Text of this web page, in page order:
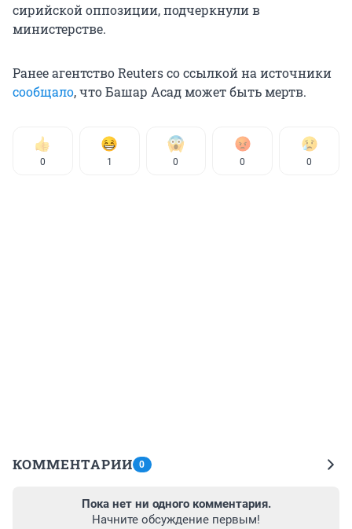
сирийской оппозиции, подчеркнули в
министерстве.
Ранее агентство Reuters со ссылкой на источники
сообщало, что Башар Асад может быть мертв.
0 1 0 0 0
КОММЕНТАРИИ 0
Пока нет ни одного комментария.
Начните обсуждение первым!